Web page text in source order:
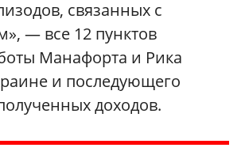
связанных с
— все 12 пунктов
Манафорта и Рика
и последующего
доходов.